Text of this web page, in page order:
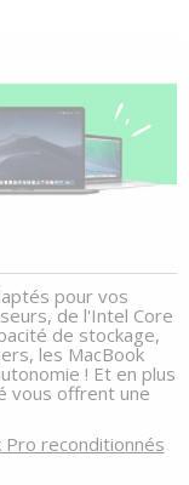
pour vos
de l'Intel Core
de stockage,
les MacBook
! Et en plus
vous offrent une
reconditionnés